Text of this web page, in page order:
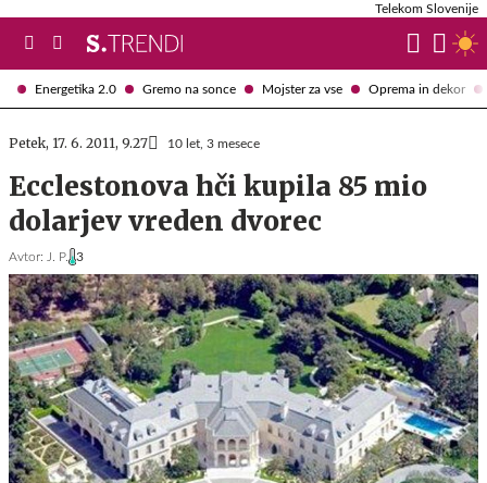
Energetika 2.0 Gremo na sonce Mojster za vse Oprema in dekor
Telekom Slovenije
Petek, 17. 6. 2011, 9.27 10 let, 3 mesece
Ecclestonova hči kupila 85 mio
dolarjev vreden dvorec
Avtor: J. P. 3